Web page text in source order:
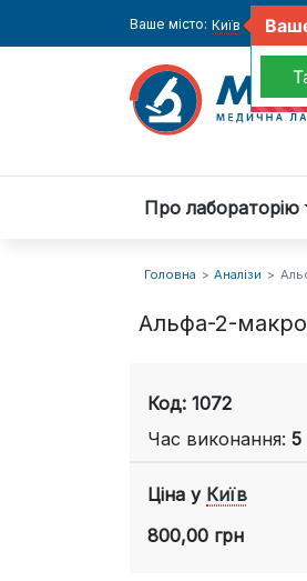
Ваше місто: Київ
Про лабораторію
Головна Аналізи
Альфа-2-
Код: 1072
Час виконання: 5
Ціна у Київ
800,00 грн